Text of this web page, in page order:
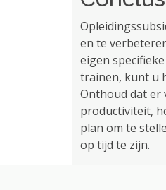
en te
eigen
trainen, kunt u
Onthoud dat er
productiviteit,
plan om te
op tijd te zijn.